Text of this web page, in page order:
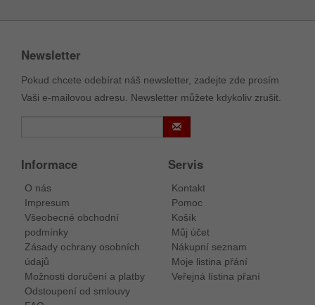
Newsletter
Pokud chcete odebírat náš newsletter, zadejte zde prosím
Vaši e-mailovou adresu. Newsletter můžete kdykoliv zrušit.
Informace
O nás
Impresum
Všeobecné obchodní
podmínky
Zásady ochrany osobních
údajů
Možnosti doručení a platby
Odstoupení od smlouvy
Servis
Kontakt
Pomoc
Košík
Můj účet
Nákupní seznam
Moje listina přání
Veřejná lístina přaní